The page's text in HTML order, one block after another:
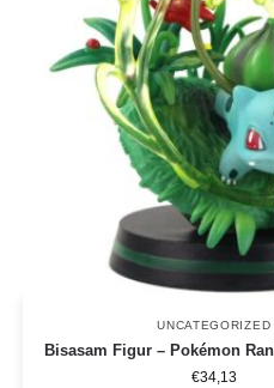
UNCATEGORIZED
Bisasam Figur – Pokémon
€34,13